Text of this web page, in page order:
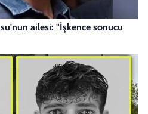
ailesi: "İşkence sonucu